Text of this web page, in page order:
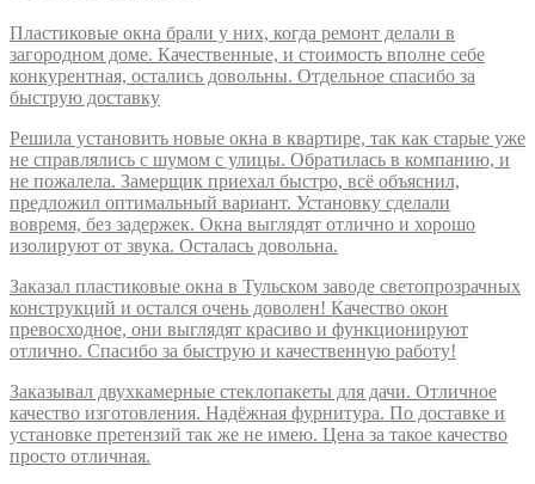
Пластиковые окна брали у них, когда ремонт делали в
загородном доме. Качественные, и стоимость вполне себе
конкурентная, остались довольны. Отдельное спасибо за
быструю доставку
Решила установить новые окна в квартире, так как старые уже
не справлялись с шумом с улицы. Обратилась в компанию, и
не пожалела. Замерщик приехал быстро, всё объяснил,
предложил оптимальный вариант. Установку сделали
вовремя, без задержек. Окна выглядят отлично и хорошо
изолируют от звука. Осталась довольна.
Заказал пластиковые окна в Тульском заводе светопрозрачных
конструкций и остался очень доволен! Качество окон
превосходное, они выглядят красиво и функционируют
отлично. Спасибо за быструю и качественную работу!
Заказывал двухкамерные стеклопакеты для дачи. Отличное
качество изготовления. Надёжная фурнитура. По доставке и
установке претензий так же не имею. Цена за такое качество
просто отличная.